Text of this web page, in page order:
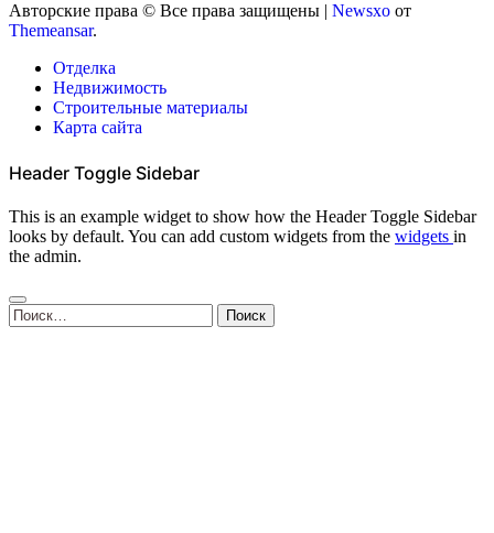
Авторские права © Все права защищены Newsxo от
Themeansar.
Отделка
Недвижимость
Строительные материалы
Карта сайта
Header Toggle Sidebar
This is an example widget to show how the Header Toggle Sidebar
looks by default. You can add custom widgets from the widgets in
the admin.
Найти: